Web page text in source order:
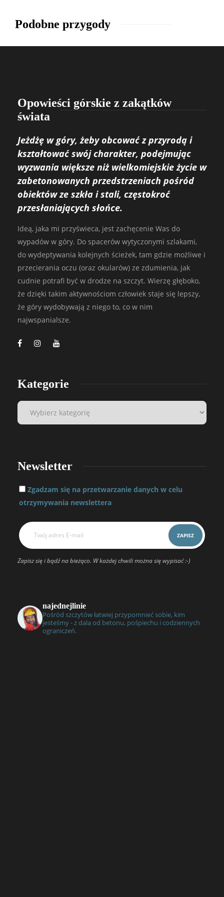
Podobne przygody
Opowieści górskie z zakątków
świata
Jeżdżę w góry, żeby obcować z przyrodą i
kształtować swój charakter, podejmując
wyzwania większe niż wielkomiejskie życie w
zabetonowanych przedstrzeniach pośród
obiektów ze szkła i stali, częstokroć
przesłaniających słońce.
Ideą, jaka mi przyświeca, jest zachęcenie Was do
wypadów w góry. Do spacerów wytyczonymi szlakami,
do wydeptywania kolejnych ścieżek, tam gdzie możliwe i
przecierania oczu (oraz okularów) ze zdumienia, jak
cudnie potrafi być w drodze na szczyt. Wierzę głęboko,
że dzięki takim aktywnościom człowiek staje się lepszy,
że góry wydobywają z niego to, co w nim
najwspanialsze.
Kategorie
Newsletter
Zgadzam się na przetwarzanie danych w celu
otrzymywania newslettera
Zapisz się i bądź na bieżąco. W każdej chwili można się wypisać :-)
najednejlinie
Pośród szczytów łatwiej przypomnieć sobie, kim
jesteśmy - z dala od betonu, pośpiechu i codziennych
ograniczeń.